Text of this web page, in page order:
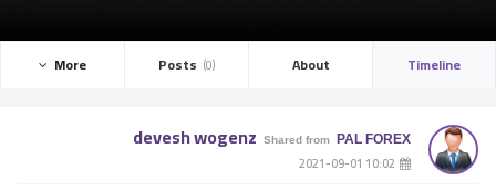
Timeline
About
Posts ­ (0)
More ­
devesh wogenz Shared from PAL FOREX